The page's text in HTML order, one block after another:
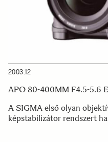
2003.12
APO 80-400MM F4.5-5.6
A SIGMA első olyan
képstabilizátor rendszert